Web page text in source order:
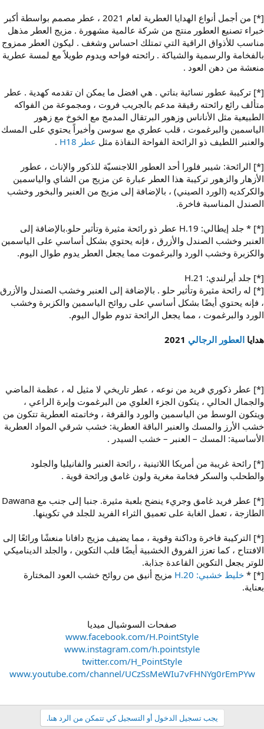
[*] من أجمل أنواع الهدايا العطرية لعام 2021 ، عطر مصمم بواسطة أكبر
خبراء تصنيع العطور منتج من شركة عالمية مشهورة . مزيج العطر مذهل
مناسب للأذواق الراقية التي تمتلك احساس وشغف . ليكون العطر ممزوج
بالفخامة والرسمية والشياكة . رائحته فواحه ويدوم طويلاً مع لمسة عطرية
منعشة من دهن العود .
[*] تركيبة عطور نسائية بناتي . هي افضل ما يمكن ان تقدمه كهدية . عطر
متألف رائع رائحته رقيقة مدعم بالجريب فروت ، ومجموعة من الفواكه
الطبيعية مثل الأناناس وزهور البرتقال المدمج مع الخوخ مع زهور
الياسمين والبرغموت ، قلب عطري مع سوسن وأخيراً يحتوي على المسك
والعنبر اللطيف ذو الرائحة الفواحة النفاذة مثل عطر H18 .
[*] الرائحة: شيبر فلورا أحد العطور اللاجنسيّة للذكور والإناث ، عطور
الأزهار والزهور تركيبة هذا العطر عبارة عن مزيج من الشاي والياسمين
والكركديه (الورد الصيني) ، بالإضافة إلى مزيج من العنبر والبخور وخشب
الصندل المناسبة فاخرة.
[*] * جلد إيطالي: H.19 عطر ذو رائحة مثيرة وتأثير حلو.بالإضافة إلى
العنبر وخشب الصندل والأزرق ، فإنه يحتوي بشكل أساسي على الياسمين
والكزبرة وخشب الورد والبرغموت مما يجعل العطر يدوم طوال اليوم.
[*] جلد أيرلندي: H.21
[*] له رائحة مثيرة وتأثير حلو . بالإضافة إلى العنبر وخشب الصندل والأزرق
، فإنه يحتوي أيضًا بشكل أساسي على روائح الياسمين والكزبرة وخشب
الورد والبرغموت ، مما يجعل الرائحة تدوم طوال اليوم.
هدايا العطور الرجالي
[*] عطر ذكوري فريد من نوعه ، عطر تاريخي لا مثيل له ، عظمة الماضي
والجمال الحالي ، يتكون الجزء العلوي من البرغموت وإبرة الراعي ،
ويتكون الوسط من الياسمين والورد والقرفة ، وخاتمته العطرية تتكون من
خشب الأرز والمسك والعنبر الباقة العطرية: خشب شرقي المواد العطرية
الأساسية: المسك – العنبر – خشب السيدر .
[*] رائحة غريبة من أمريكا اللاتينية ، رائحة العنبر والفانيليا والجلود
والطحلب والسكر فخامة مغرية ولون غامق ورائحة قوية .
[*] عطر فريد غامق وجريء ينضح بلعبة مثيرة. جنبا إلى جنب مع Dawana
الطازجة ، تعمل الغابة على تعميق الثراء الفريد للجلد في تكوينها.
[*] التركيبة فاخرة وداكنة وقوية ، مما يضيف مزيج دافانا منعشًا ورائعًا إلى
الافتتاح ، كما تعزز الفروق الخشبية أيضًا قلب التكوين ، والجلد الديناميكي
للوتر يجعل التكوين القاعدة جذابة.
[*] * خليط خشبي: H.20
مزيج أنيق من روائح خشب العود المختارة
بعناية.
صفحات السوشيال ميديا
www.facebook.com/H.PointStyle
www.instagram.com/h.pointstyle
twitter.com/H_PointStyle
www.youtube.com/channel/UCzSsMeWIu7vFHNYg0rEmPYw
يجب تسجيل الدخول أو التسجيل كي تتمكن من الرد هنا.